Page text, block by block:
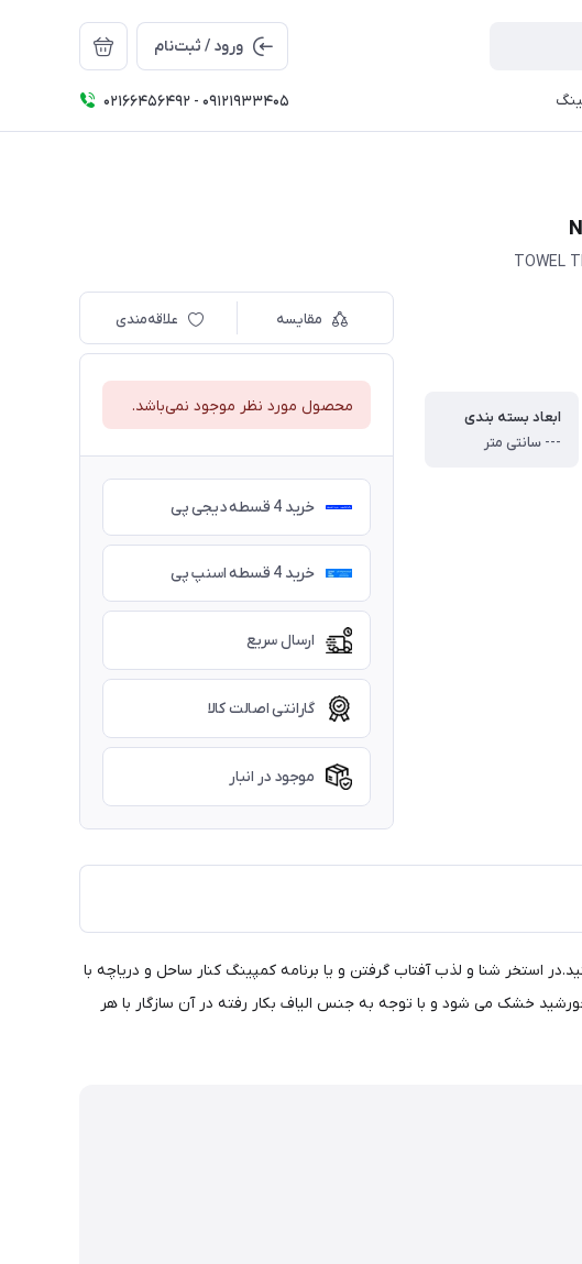
ورود / ثبت‌نام
02166456492 - 09121933405
TOWEL
ابعاد بسته بندی
--- سانتی متر
مقایسه علاقه‌مندی
محصول مورد نظر موجود نمی‌باشد.
خرید 4 قسطه دیجی پی
خرید 4 قسطه اسنپ پی
ارسال سریع
گارانتی اصالت کالا
موجود در انبار
استخر شنا و لذب آفتاب گرفتن و یا برنامه کمپینگ کنار ساحل و دریاچه با
به دفعات از این حوله استفاده کنید.حوله نیچرهایک در کمتر از 5 دقیقه زیر نور خورشید خشک می شود و با توجه به جنس الیاف بکار رفته در آن سازگار با هر